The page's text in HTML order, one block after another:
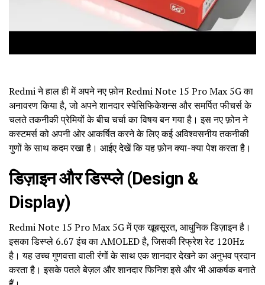
Redmi ने हाल ही में अपने नए फ़ोन Redmi Note 15 Pro Max 5G का
अनावरण किया है, जो अपने शानदार स्पेसिफिकेशन्स और समर्पित फीचर्स के
चलते तकनीकी प्रेमियों के बीच चर्चा का विषय बन गया है। इस नए फ़ोन ने
कस्टमर्स को अपनी ओर आकर्षित करने के लिए कई अविश्वसनीय तकनीकी
गुणों के साथ कदम रखा है। आईए देखें कि यह फ़ोन क्या-क्या पेश करता है।
डिज़ाइन और डिस्प्ले (Design &
Display)
Redmi Note 15 Pro Max 5G में एक खूबसूरत, आधुनिक डिज़ाइन है।
इसका डिस्प्ले 6.67 इंच का AMOLED है, जिसकी रिफ्रेश रेट 120Hz
है। यह उच्च गुणवत्ता वाली रंगों के साथ एक शानदार देखने का अनुभव प्रदान
करता है। इसके पतले बेज़ल और शानदार फिनिश इसे और भी आकर्षक बनाते